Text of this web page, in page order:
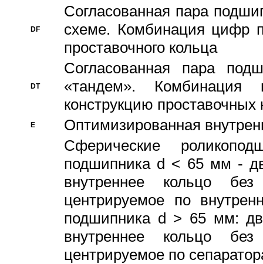
DF
Согласованная пара
схеме. Комбинация цифр
проставочного кольца
DT
Согласованная пара
«тандем».
конструкцию проставочных
E
Оптимизированная
Сферические
подшипника d < 65 мм -
внутреннее кольцо
центрируемое по
подшипника d > 65 мм:
внутреннее кольцо
центрируемое по